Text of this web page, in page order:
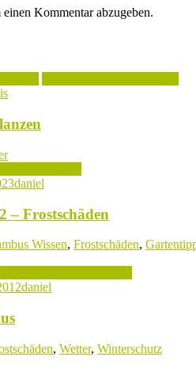
einen Kommentar abzugeben.
daniel
– Frostschäden
Wissen, Frostschäden,
daniel
, Wetter, Winterschutz